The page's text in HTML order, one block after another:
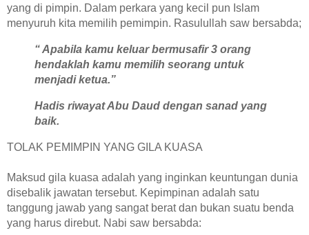
yang di pimpin. Dalam perkara yang kecil pun Islam
menyuruh kita memilih pemimpin. Rasulullah saw bersabda;
“ Apabila kamu keluar bermusafir 3 orang
hendaklah kamu memilih seorang untuk
menjadi ketua.”
Hadis riwayat Abu Daud dengan sanad yang
baik.
TOLAK PEMIMPIN YANG GILA KUASA
Maksud gila kuasa adalah yang inginkan keuntungan dunia
disebalik jawatan tersebut. Kepimpinan adalah satu
tanggung jawab yang sangat berat dan bukan suatu benda
yang harus direbut. Nabi saw bersabda: